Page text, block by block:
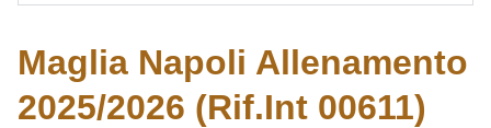
Maglia Napoli Allenamento
2025/2026 (Rif.Int 00611)